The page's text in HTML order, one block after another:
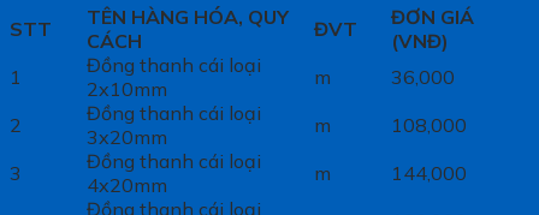
STT
TÊN HÀNG HÓA, QUY
CÁCH
ĐVT
ĐƠN GIÁ
(VNĐ)
1
Đồng thanh cái loại
2x10mm
m
36,000
2
Đồng thanh cái loại
3x20mm
m
108,000
3
Đồng thanh cái loại
4x20mm
m
144,000
Đồng thanh cái loại